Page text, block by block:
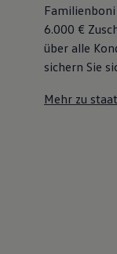
6.000 €
über alle
sichern Sie
Mehr zu